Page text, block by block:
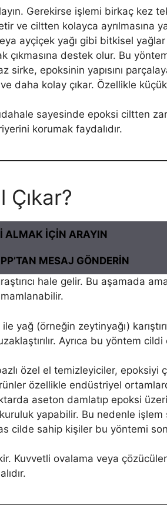
Gerekirse işlemi birkaç kez
ve ciltten kolayca ayrılmasına
ayçiçek yağı gibi bitkisel
çıkmasına destek olur. Bu
sirke, epoksinin yapısını
daha kolay çıkar. Özellikle
sayesinde epoksi ciltten
korumak faydalıdır.
Çıkar?
ALMAK İÇİN ARAYIN
MESAJ GÖNDERİN
hale gelir. Bu aşamada
yağ (örneğin zeytinyağı)
Ayrıca bu yöntem
özel el temizleyiciler, epoksiyi
özellikle endüstriyel
aseton damlatıp epoksi
yapabilir. Bu nedenle işlem
cilde sahip kişiler bu yöntemi
Kuvvetli ovalama veya